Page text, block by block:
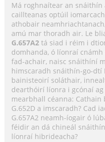
Má roghnaítear an
caillteanas optúil
athobair
amú mar thoradh air. Le
G.657A2tá siad i réim i
domhanda, ó líonraí
fad-achair, naisc snáithíní
himscaradh snáithín-go-dtí
bainisteoirí soláthair,
dearthóirí líonra i gcónaí
mearbhall céanna:
G.652D a imscaradh? Cad
G.657A2 neamh-íogair ó
féidir an dá chineál
líonraí hibrideacha?